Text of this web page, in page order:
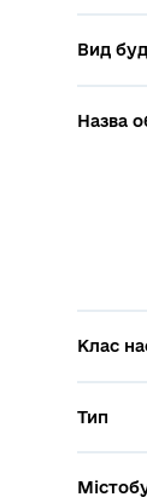
Вид
Назва
Клас
Тип